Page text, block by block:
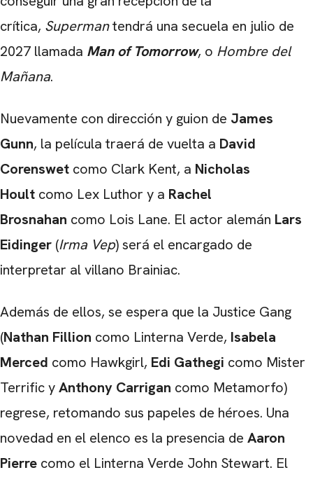
crítica, Supermantendrá una secuela en julio de
2027 llamada Man of Tomorrow, o Hombre del
Mañana.
Nuevamente con dirección y guion de James
Gunn, la película traerá de vuelta a David
Corenswet como Clark Kent, a Nicholas
Hoult como Lex Luthor y a Rachel
Brosnahan como Lois Lane. El actor alemán Lars
Eidinger (Irma Vep) será el encargado de
interpretar al villano Brainiac.
Además de ellos, se espera que la Justice Gang
(Nathan Fillion como Linterna Verde, Isabela
Merced como Hawkgirl, Edi Gathegi como Mister
Terrific yAnthony Carrigan como Metamorfo)
regrese, retomando sus papeles de héroes. Una
novedad en el elenco es la presencia de Aaron
Pierre como el Linterna Verde John Stewart. El